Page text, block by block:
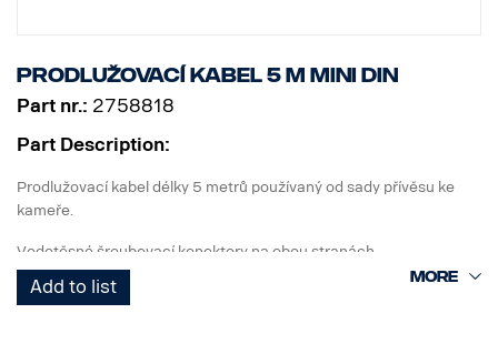
Prodlužovací kabel 5 m MINI DIN
Part nr.: 2758818
Part Description:
Prodlužovací kabel délky 5 metrů používaný od sady přívěsu ke
kameře.
Vodotěsné šroubovací konektory na obou stranách.
Add to list